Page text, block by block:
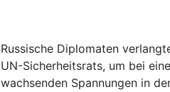
Russische Diplomaten
UN-Sicherheitsrats, um bei
wachsenden Spannungen in